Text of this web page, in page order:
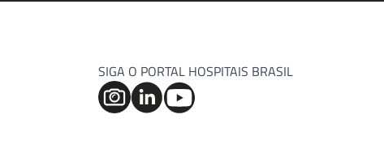
SIGA O PORTAL HOSPITAIS BRASIL